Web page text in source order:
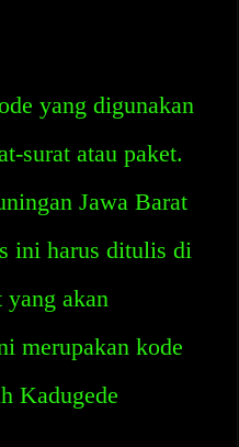
yang digunakan
surat atau paket.
Jawa Barat
ini harus ditulis di
yang akan
merupakan kode
Kadugede